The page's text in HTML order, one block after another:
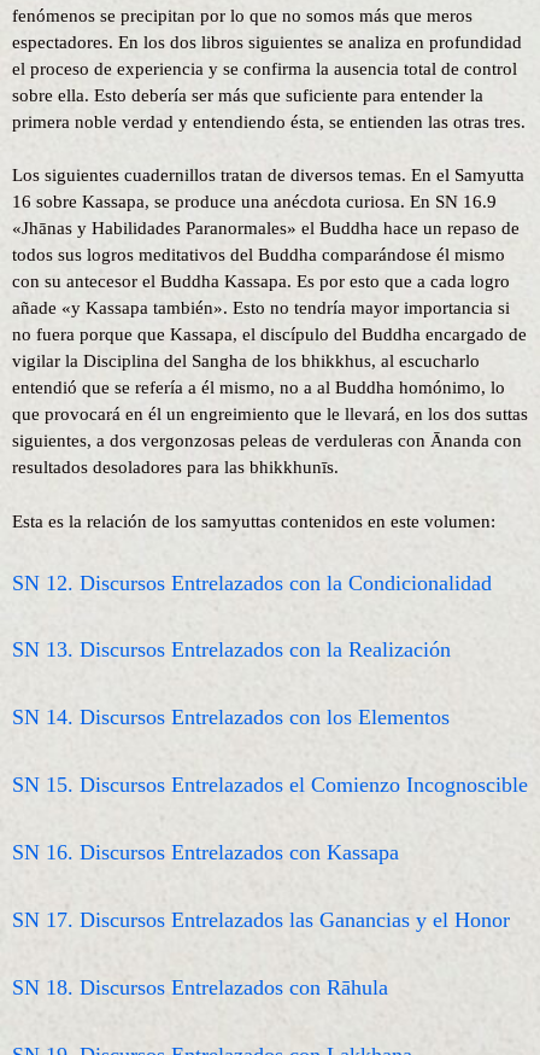
fenómenos se precipitan por lo que no somos más que meros
espectadores. En los dos libros siguientes se analiza en profundidad
el proceso de experiencia y se confirma la ausencia total de control
sobre ella. Esto debería ser más que suficiente para entender la
primera noble verdad y entendiendo ésta, se entienden las otras tres.
Los siguientes cuadernillos tratan de diversos temas. En el Samyutta
16 sobre Kassapa, se produce una anécdota curiosa. En SN 16.9
«Jhānas y Habilidades Paranormales» el Buddha hace un repaso de
todos sus logros meditativos del Buddha comparándose él mismo
con su antecesor el Buddha Kassapa. Es por esto que a cada logro
añade «y Kassapa también». Esto no tendría mayor importancia si
no fuera porque que Kassapa, el discípulo del Buddha encargado de
vigilar la Disciplina del Sangha de los bhikkhus, al escucharlo
entendió que se refería a él mismo, no a al Buddha homónimo, lo
que provocará en él un engreimiento que le llevará, en los dos suttas
siguientes, a dos vergonzosas peleas de verduleras con Ānanda con
resultados desoladores para las bhikkhunīs.
Esta es la relación de los samyuttas contenidos en este volumen:
SN 12. Discursos Entrelazados con la Condicionalidad
SN 13. Discursos Entrelazados con la Realización
SN 14. Discursos Entrelazados con los Elementos
SN 15. Discursos Entrelazados el Comienzo Incognoscible
SN 16. Discursos Entrelazados con Kassapa
SN 17. Discursos Entrelazados las Ganancias y el Honor
SN 18. Discursos Entrelazados con Rāhula